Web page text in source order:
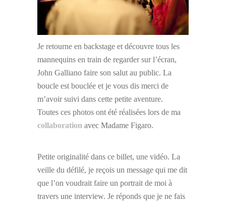
Je retourne en backstage et découvre tous les
mannequins en train de regarder sur l’écran,
John Galliano faire son salut au public. La
boucle est bouclée et je vous dis merci de
m’avoir suivi dans cette petite aventure.
Toutes ces photos ont été réalisées lors de ma
collaboration avec Madame Figaro.
Petite originalité dans ce billet, une vidéo. La
veille du défilé, je reçois un message qui me dit
que l’on voudrait faire un portrait de moi à
travers une interview. Je réponds que je ne fais